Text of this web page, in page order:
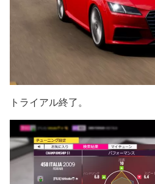
トライアル終了。